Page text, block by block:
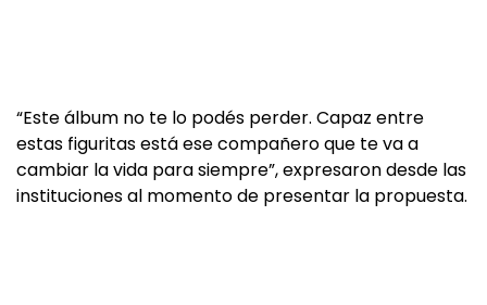
“Este álbum no te lo podés perder. Capaz entre
estas figuritas está ese compañero que te va a
cambiar la vida para siempre”, expresaron desde las
instituciones al momento de presentar la propuesta.